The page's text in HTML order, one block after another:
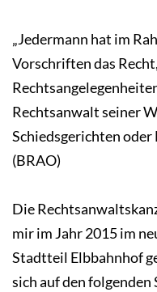
„Jedermann hat im
Vorschriften das
Rechtsanwalt seiner
Schiedsgerichten oder
(BRAO)
Die
mir im Jahr 2015 im
Stadtteil Elbbahnhof
sich auf den folgenden